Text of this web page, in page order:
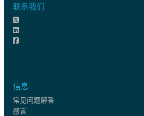
联系我们
信息
常见问题解答
感言